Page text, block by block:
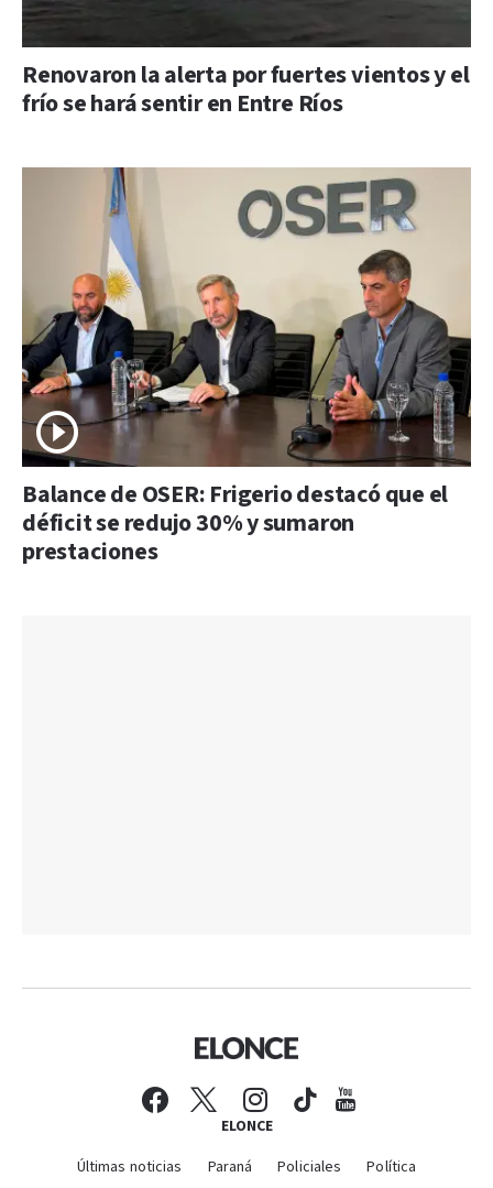
Renovaron la alerta por fuertes vientos y el
frío se hará sentir en Entre Ríos
Balance de OSER: Frigerio destacó que el
déficit se redujo 30% y sumaron
prestaciones
ELONCE
Últimas noticias Paraná Policiales
Política